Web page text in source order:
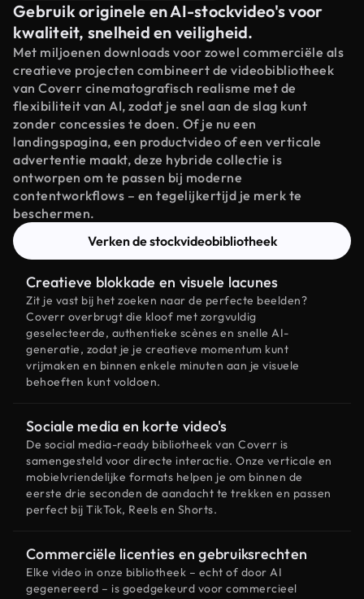
Gebruik originele en AI-stockvideo's voor
kwaliteit, snelheid en veiligheid.
Met miljoenen downloads voor zowel commerciële als
creatieve projecten combineert de videobibliotheek
van Coverr cinematografisch realisme met de
flexibiliteit van AI, zodat je snel aan de slag kunt
zonder concessies te doen. Of je nu een
landingspagina, een productvideo of een verticale
advertentie maakt, deze hybride collectie is
ontworpen om te passen bij moderne
contentworkflows – en tegelijkertijd je merk te
beschermen.
Verken de stockvideobibliotheek
Creatieve blokkade en visuele lacunes
Zit je vast bij het zoeken naar de perfecte beelden?
Coverr overbrugt die kloof met zorgvuldig
geselecteerde, authentieke scènes en snelle AI-
generatie, zodat je je creatieve momentum kunt
vrijmaken en binnen enkele minuten aan je visuele
behoeften kunt voldoen.
Sociale media en korte video's
De social media-ready bibliotheek van Coverr is
samengesteld voor directe interactie. Onze verticale en
mobielvriendelijke formats helpen je om binnen de
eerste drie seconden de aandacht te trekken en passen
perfect bij TikTok, Reels en Shorts.
Commerciële licenties en gebruiksrechten
Elke video in onze bibliotheek – echt of door AI
gegenereerd – is goedgekeurd voor commercieel